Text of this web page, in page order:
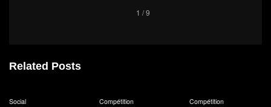
1 / 9
Related Posts
Compétition Compétition